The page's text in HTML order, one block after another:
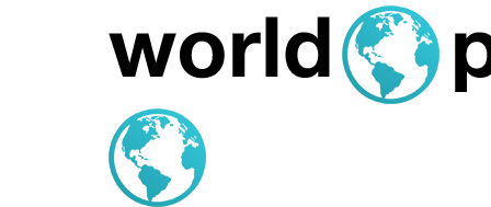
MARIUSZ ŁAMAGA 05.10.2025
Tradycyjny Przepis na
Kutię z Ryżem –
Kompletny Poradnik